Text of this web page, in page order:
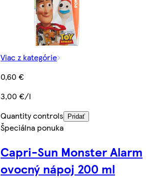
Viac z kategórie
0,60 €
3,00 €/l
Quantity controls
Pridať
Špeciálna ponuka
Capri-Sun Monster Alarm
ovocný nápoj 200 ml